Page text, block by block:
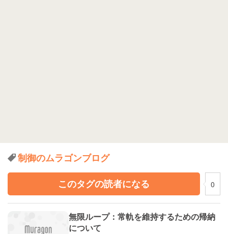
制御のムラゴンブログ
このタグの読者になる
0
無限ループ：常軌を維持するための帰納
について